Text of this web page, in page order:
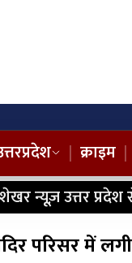
| क्राइम |
शेखर न्यूज़ उत्तर
परिसर में